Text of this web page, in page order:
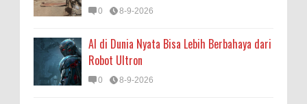
0 8-9-2026
AI di Dunia Nyata Bisa Lebih Berbahaya dari
Robot Ultron
0 8-9-2026